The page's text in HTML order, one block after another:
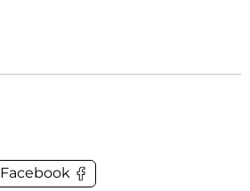
Facebook